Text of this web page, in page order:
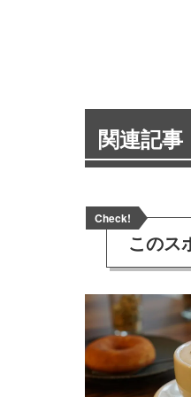
関連記事
Check!
このス